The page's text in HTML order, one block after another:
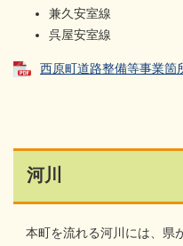
兼久安室線
呉屋安室線
西原町道路整備等事業箇
河川
本町を流れる河川には、県